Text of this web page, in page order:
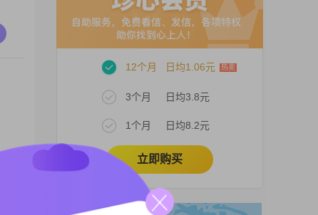
12个月 日均1.06元
3个月 日均3.8元
1个月 日均8.2元
立即购买